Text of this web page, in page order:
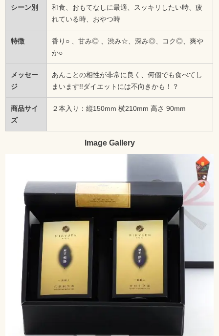
シーン別
和食、おもてなしに最適、スッキリしたい時、疲
れている時、おやつ時
特徴
香り○ 、甘み◎ 、渋み☆、深み◎、コク◎、爽や
か○
メッセー
ジ
あんことの相性が非常に良く、何個でも食べてし
まいます!!ダイエットには不向きかも！？
商品サイ
ズ
２本入り：縦150mm 横210mm 高さ 90mm
Image Gallery